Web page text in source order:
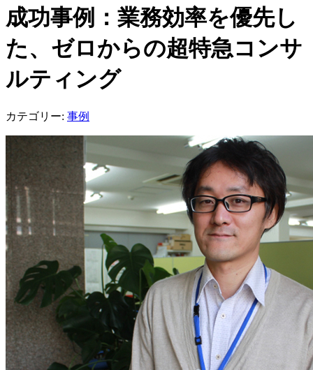
成功事例：業務効率を優先し
た、ゼロからの超特急コンサ
ルティング
カテゴリー: 事例